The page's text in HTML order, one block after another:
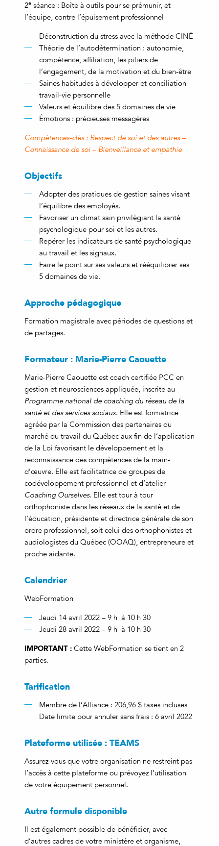
2e séance : Boîte à outils pour se prémunir, et
l’équipe, contre l’épuisement professionnel
Déconstruction du stress avec la méthode CINÉ
Théorie de l’autodétermination : autonomie,
compétence, affiliation, les piliers de
l’engagement, de la motivation et du bien-être
Saines habitudes à développer et conciliation
travail-vie personnelle
Valeurs et équilibre des 5 domaines de vie
Émotions : précieuses messagères
Compétences-clés : Respect de soi et des autres –
Connaissance de soi – Bienveillance et empathie
Objectifs
Adopter des pratiques de gestion saines visant
l’équilibre des employés.
Favoriser un climat sain privilégiant la santé
psychologique pour soi et les autres.
Repérer les indicateurs de santé psychologique
au travail et les signaux.
Faire le point sur ses valeurs et rééquilibrer ses
5 domaines de vie.
Approche pédagogique
Formation magistrale avec périodes de questions et
de partages.
Formateur : Marie-Pierre Caouette
Marie-Pierre Caouette est coach certifiée PCC en
gestion et neurosciences appliquée, inscrite au
Programme national de coaching du réseau de la
santé et des services sociaux. Elle est formatrice
agréée par la Commission des partenaires du
marché du travail du Québec aux fin de l’application
de la Loi favorisant le développement et la
reconnaissance des compétences de la main-
d’œuvre. Elle est facilitatrice de groupes de
codéveloppement professionnel et d’atelier
Coaching Ourselves. Elle est tour à tour
orthophoniste dans les réseaux de la santé et de
l’éducation, présidente et directrice générale de son
ordre professionnel, soit celui des orthophonistes et
audiologistes du Québec (OOAQ), entrepreneure et
proche aidante.
Calendrier
WebFormation
Jeudi 14 avril 2022 – 9 h à 10 h 30
Jeudi 28 avril 2022 – 9 h à 10 h 30
IMPORTANT : Cette WebFormation se tient en 2
parties.
Tarification
Membre de l’Alliance : 206,96 $ taxes incluses
Date limite pour annuler sans frais : 6 avril 2022
Plateforme utilisée : TEAMS
Assurez-vous que votre organisation ne restreint pas
l’accès à cette plateforme ou prévoyez l’utilisation
de votre équipement personnel.
Autre formule disponible
Il est également possible de bénéficier, avec
d’autres cadres de votre ministère et organisme,